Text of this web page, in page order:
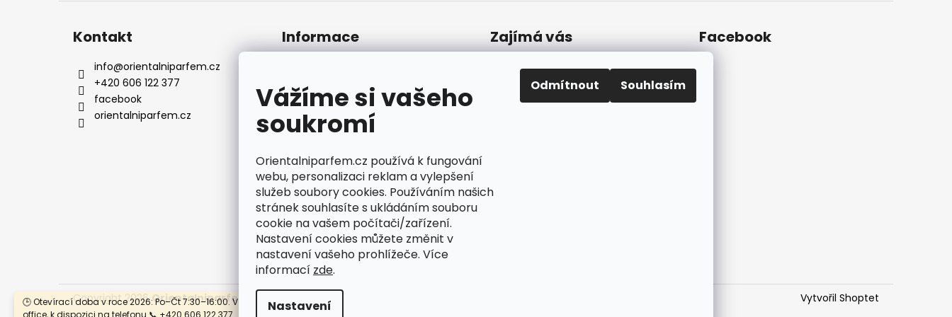
Vážíme si vašeho
soukromí
Orientalniparfem.cz používá k fungování
webu, personalizaci reklam a vylepšení
služeb soubory cookies. Používáním našich
stránek souhlasíte s ukládáním souboru
cookie na vašem počítači/zařízení.
Nastavení cookies můžete změnit v
nastavení vašeho prohlížeče. Více
informací zde.
Nastavení
Odmítnout Souhlasím
🕒 Otevírací doba v roce 2026: Po–Čt 7:30–16:00. V pátek jsme na home
Kontakt
info@orientalniparfem.cz
+420 606 122 377
facebook
orientalniparfem.cz
Informace
Naše prodejna
Doprava a platba
Reklamace a vrácení
Obchodní podmínky
údajů
Zajímá vás
Časté dotazy
Dárky a výhody
Jak uplatnit slevový
Parfémový slovníček
Facebook
Vytvořil Shoptet
Copyright 2026Orientalniparfem.cz . Všechna práva vyhrazena.